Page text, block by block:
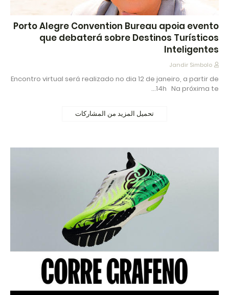
Porto Alegre Convention Bureau apoia evento
que debaterá sobre Destinos Turísticos
Inteligentes
Jandir Simbolo
Encontro virtual será realizado no dia 12 de janeiro, a partir de
14h Na próxima te…
تحميل المزيد من المشاركات